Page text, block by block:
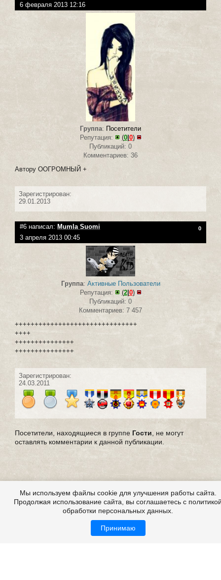
6 февраля 2013 12:16
Группа: Посетители
Репутация:
(0| 0)
Публикаций: 0
Комментариев: 36
Автору ООГРОМНЫЙ +
Зарегистрирован:
29.01.2013
#6 написал: Mumla Suomi 0
3 апреля 2013 00:45
Группа: Активные Пользователи
Репутация:
(2| 0)
Публикаций: 0
Комментариев: 7 457
+++++++++++++++++++++++++++++++
++++
+++++++++++++++
+++++++++++++++
Зарегистрирован:
24.03.2011
Посетители, находящиеся в группе Гости, не могут
оставлять комментарии к данной публикации.
Мы используем файлы cookie для улучшения работы сайта.
Продолжая использование сайта, вы соглашаетесь с
обработки персональных данных.
Принимаю